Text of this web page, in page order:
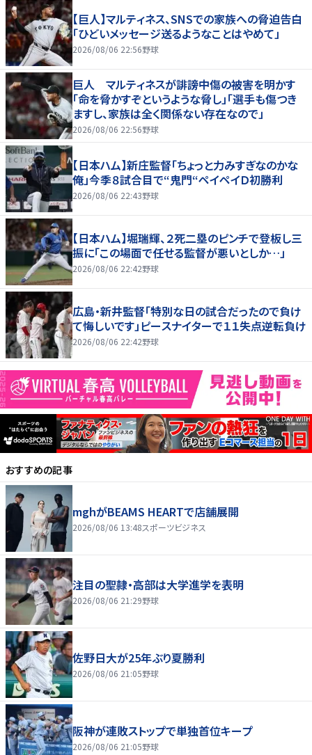
【巨人】マルティネス、SNSでの家族への脅迫告白
「ひどいメッセージ送るようなことはやめて」
2026/08/06 22:56野球
巨人 マルティネスが誹謗中傷の被害を明かす
「命を脅かすぞというような脅し」「選手も傷つき
ますし、家族は全く関係ない存在なので」
2026/08/06 22:56野球
【日本ハム】新庄監督「ちょっと力みすぎなのかな
俺」今季８試合目で“鬼門“ペイペイＤ初勝利
2026/08/06 22:43野球
【日本ハム】堀瑞輝、２死二塁のピンチで登板し三
振に「この場面で任せる監督が悪いとしか…」
2026/08/06 22:42野球
広島・新井監督「特別な日の試合だったので負け
て悔しいです」ピースナイターで１１失点逆転負け
2026/08/06 22:42野球
おすすめの記事
mghがBEAMS HEARTで店舗展開
2026/08/06 13:48スポーツビジネス
注目の聖隷・高部は大学進学を表明
2026/08/06 21:29野球
佐野日大が25年ぶり夏勝利
2026/08/06 21:05野球
阪神が連敗ストップで単独首位キープ
2026/08/06 21:05野球